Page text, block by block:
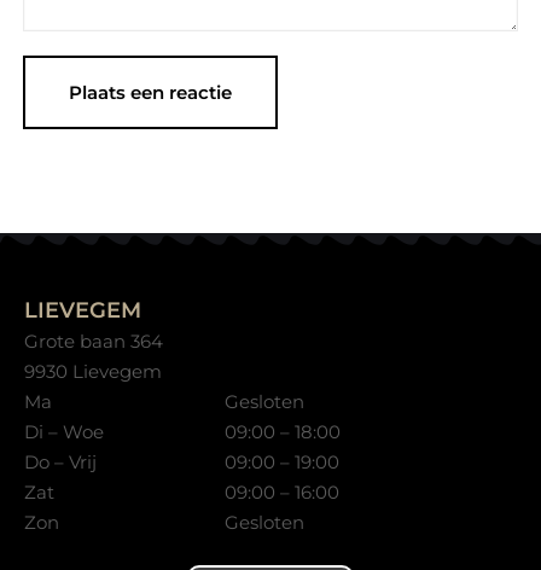
LIEVEGEM
Grote baan 364
9930 Lievegem
Ma
Gesloten
Di – Woe
09:00 – 18:00
Do – Vrij
09:00 – 19:00
Zat
09:00 – 16:00
Zon
Gesloten